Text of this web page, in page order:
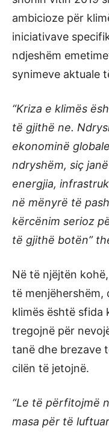
ambicioze për
iniciativave
ndjeshëm
synimeve aktuale
“Kriza e klimës
të gjithë ne.
ekonominë
ndryshëm, siç
energjia,
në mënyrë të
kërcënim serioz
të gjithë botën”
Në të njëjtën
të menjëhershëm,
klimës është sfida
tregojnë për
tanë dhe brezave
cilën të jetojnë.
“Le të përfitojmë
masa për të